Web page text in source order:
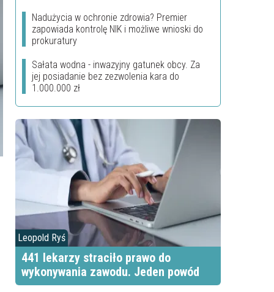
Nadużycia w ochronie zdrowia? Premier
zapowiada kontrolę NIK i możliwe wnioski do
prokuratury
Sałata wodna - inwazyjny gatunek obcy. Za
jej posiadanie bez zezwolenia kara do
1.000.000 zł
Leopold Ryś
441 lekarzy straciło prawo do
wykonywania zawodu. Jeden powód